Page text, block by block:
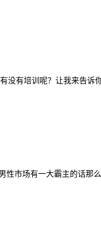
没有培训呢？让我来告诉
性市场有一大霸主的话那